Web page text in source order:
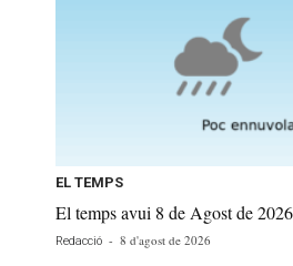
EL TEMPS
El temps avui 8 de Agost de
Redacció - 8 d'agost de 2026